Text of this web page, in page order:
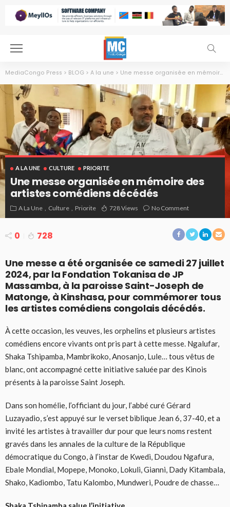
MediaCongo Press > BLOG > A la une > Une messe organisée en mémoire des artistes comédiens décédés
A LA UNE CULTURE PRIORITE
Une messe organisée en mémoire des
artistes comédiens décédés
A La Une Culture Priorite 728 Views No Comment
0 728
Une messe a été organisée ce samedi 27 juillet
2024, par la Fondation Tokanisa de JP
Massamba, à la paroisse Saint-Joseph de
Matonge, à Kinshasa, pour commémorer tous
les artistes comédiens congolais décédés.
À cette occasion, les veuves, les orphelins et plusieurs artistes
comédiens encore vivants ont pris part à cette messe. Ngalufar,
Shaka Tshipamba, Mambrikoko, Anosanjo, Lule… tous vêtus de
blanc, ont accompagné cette initiative saluée par des Kinois
présents à la paroisse Saint Joseph.
Dans son homélie, l’officiant du jour, l’abbé curé Gérard
Luzayadio, s’est appuyé sur le verset biblique Jean 6, 37-40, et a
invité les artistes à travailler dur pour que leurs noms restent
gravés dans les annales de la culture de la République
démocratique du Congo, à l’instar de Kwedi, Doudou Ngafura,
Ebale Mondial, Mopepe, Monoko, Lokuli, Gianni, Dady Kitambala,
Shako, Kadiombo, Tatu Kalombo, Mundweri, Poudre de chasse…